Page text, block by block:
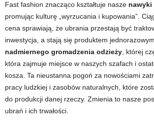
Fast fashion znacząco kształtuje nasze nawyki
promując kulturę „wyrzucania i kupowania”.
cena sprawiają, że ubrania przestają być
inwestycja, a stają się produktem
nadmiernego gromadzenia odzieży , której
która zajmuje miejsce w naszych szafach i
kosza. Ta nieustanna pogoń za nowościami
pracy ludzkiej i zasobów naturalnych, które
do produkcji danej rzeczy. Zmienia to nasze
ubrań i ich trwałości.